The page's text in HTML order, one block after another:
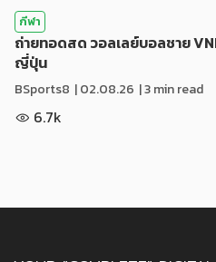
กีฬา
ถ่ายทอดสด วอลเลย์บอลชาย
ญี่ปุ่น
BSports8 |02.08.26 | 3 min read
6.7k